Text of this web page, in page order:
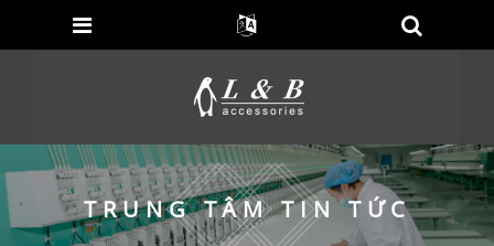
TRUNG TÂM TIN TỨC